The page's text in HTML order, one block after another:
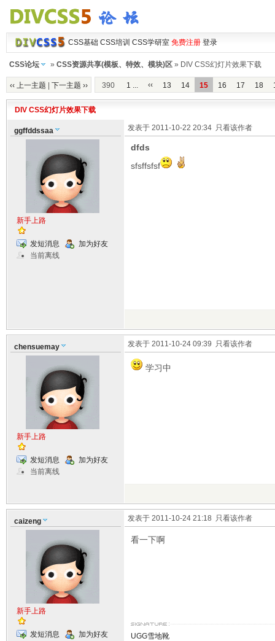
CSS基础 CSS培训 CSS学研室 免费注册 登录
CSS论坛 » CSS资源共享(模板、特效、模块)区» DIV CSS幻灯片效果下载
‹‹ 上一主题 下一主题 ›› 390 1 ... ‹‹ 13 14 15 16 17 18
DIV CSS幻灯片效果下载
ggffddssaa
新手上路
发短消息
加为好友
当前离线
发表于 2011-10-22 20:34 只看该作者
dfds
sfsffsfsf
chensuemay
新手上路
发短消息
加为好友
当前离线
发表于 2011-10-24 09:39 只看该作者
学习中
caizeng
新手上路
发短消息
加为好友
发表于 2011-10-24 21:18 只看该作者
看一下啊
UGG雪地靴